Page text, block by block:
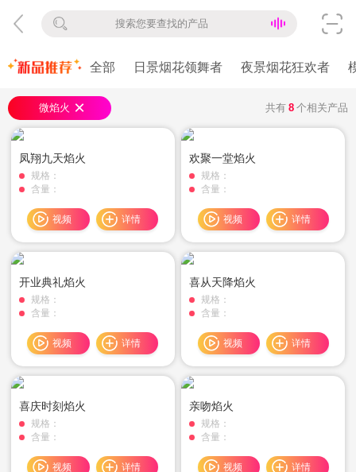
全部 日景烟花领舞者 夜景烟花狂欢者
微焰火 × 共有 8 个相关产品
凤翔九天焰火
规格：
含量：
视频 详情
欢聚一堂焰火
规格：
含量：
视频 详情
开业典礼焰火
规格：
含量：
视频 详情
喜从天降焰火
规格：
含量：
视频 详情
喜庆时刻焰火
规格：
含量：
视频 详情
亲吻焰火
规格：
含量：
视频 详情